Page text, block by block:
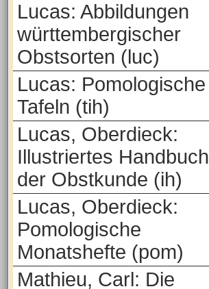
Lucas: Abbildungen
württembergischer
Obstsorten (luc)
Lucas: Pomologische
Tafeln (tih)
Lucas, Oberdieck:
Illustriertes Handbuch
der Obstkunde (ih)
Lucas, Oberdieck:
Pomologische
Monatshefte (pom)
Mathieu, Carl: Die